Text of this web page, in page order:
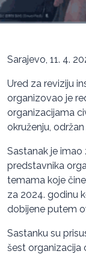
Sarajevo, 11. 4.
Ured za reviziju
organizovao je
organizacijama
okruženju,
Sastanak je
predstavnika
temama koje
za 2024. godinu
dobijene putem
Sastanku su
šest organizacija